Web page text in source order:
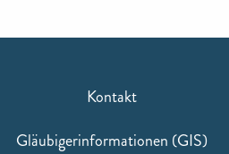
Kontakt
Gläubigerinformationen (GIS)